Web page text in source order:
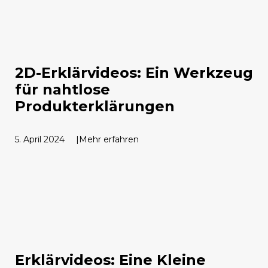
2D-Erklärvideos: Ein Werkzeug
für nahtlose
Produkterklärungen
5. April 2024 Mehr erfahren
Erklärvideos: Eine Kleine